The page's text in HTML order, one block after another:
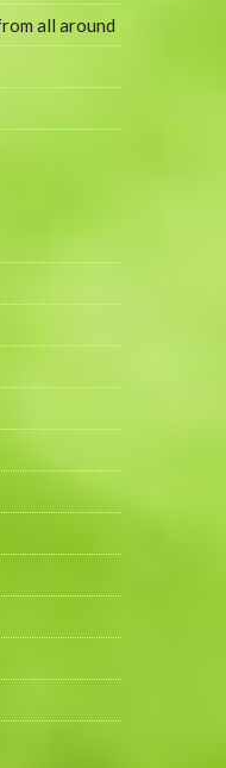
all around